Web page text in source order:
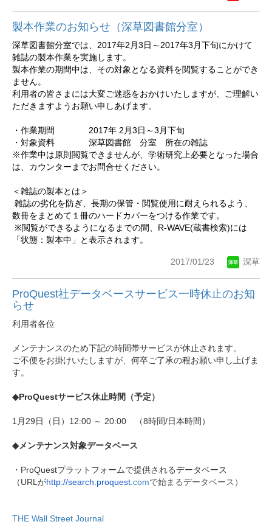
製本作業のお知らせ（深草図書館分室）
深草図書館分室では、2017年2月3日～2017年3月下旬にかけて
雑誌の製本作業を実施します。
製本作業の期間中は、その対象となる資料を閲覧することができ
ません。
利用者の皆さまには大変ご迷惑をおかけいたしますが、ご理解い
ただきますようお願い申しあげます。
・作業期間 2017年 2月3日～3月下旬
・対象資料 深草図書館 分室 所在の雑誌
※作業中は原則閲覧できませんが、学術研究上必要となった場合
は、カウンターまでお問合せください。
＜雑誌の製本とは＞
雑誌の劣化を防ぎ、長期の保管・閲覧使用に耐えられるよう、
数冊をまとめて１冊のハードカバーをつける作業です。
※閲覧ができるようになるまでの間、R-WAVE(蔵書検索)には
「状態：製本中」と表示されます。
2017/01/23 深草
ProQuest社データベースサービ​ス一時休止のお知
らせ
利用者各位
メンテナンスのため下記の時間帯サービスが休止されます。
ご不便をお掛けいたしますが、 何卒ご了承の程お願い申し上げま
す。
◆ProQuestサービス休止時間（予定）
1月29日（日）12:00 ～ 20:00 （8時間/日本時間）
◆メンテナンス対象データベース
・ProQuestプラットフォームで提供されるデータベース
（URLがhttp://search.proquest. comで始まるデータベース）
THE Wall Street Journal